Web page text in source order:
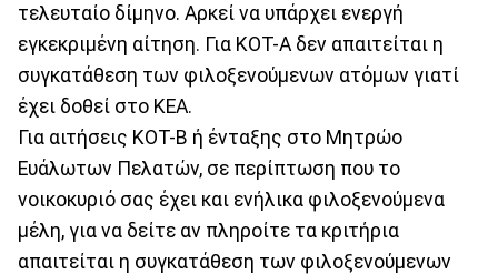
τελευταίο δίμηνο. Αρκεί να υπάρχει ενεργή
εγκεκριμένη αίτηση. Για ΚΟΤ-Α δεν απαιτείται η
συγκατάθεση των φιλοξενούμενων ατόμων γιατί
έχει δοθεί στο ΚΕΑ.
Για αιτήσεις ΚΟΤ-Β ή ένταξης στο Μητρώο
Ευάλωτων Πελατών, σε περίπτωση που το
νοικοκυριό σας έχει και ενήλικα φιλοξενούμενα
μέλη, για να δείτε αν πληροίτε τα κριτήρια
απαιτείται η συγκατάθεση των φιλοξενούμενων